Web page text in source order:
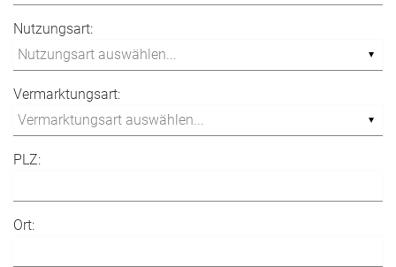
Nutzungsart:
Vermarktungsart:
PLZ:
Ort: